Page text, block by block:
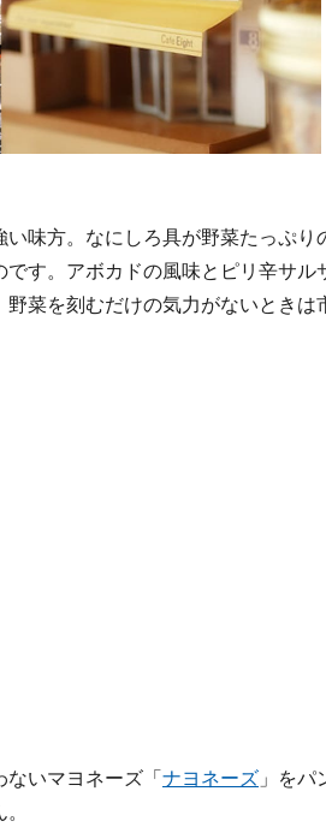
味方。なにしろ具が野菜たっぷり
す。アボカドの風味とピリ辛サル
菜を刻むだけの気力がないときは
いマヨネーズ「 ナヨネーズ 」をパ